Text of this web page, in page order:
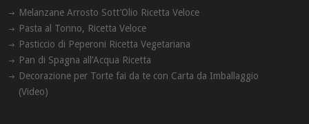
Melanzane Arrosto Sott’Olio Ricetta ‏Veloce
Pasta al Tonno, Ricetta Veloce
Pasticcio di Peperoni Ricetta Vegetariana
Pan di Spagna all’Acqua Ricetta
Decorazione per Torte fai da te con Carta da Imballaggio
(Video)